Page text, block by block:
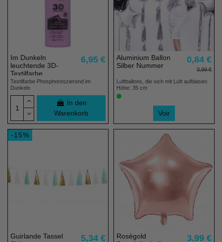
Im Dunkeln
leuchtende 3D-
Textilfarbe
6,95 €
Textilfarbe Phosphoreszierend im
Dunkeln
In den
Warenkorb
Aluminium Ballon
Silber Nummer
0,84 €
0,99 €
Luftballons, die sich mit Luft aufblasen
Höhe: 35 cm
Voir
-15%
Guirlande Tassel
5,34 €
Roségold
3,99 €